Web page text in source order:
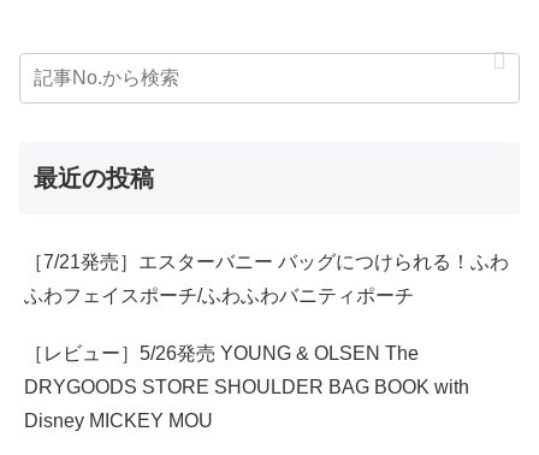
最近の投稿
［7/21発売］エスターバニー バッグにつけられる！ふわ
ふわフェイスポーチ/ふわふわバニティポーチ
［レビュー］5/26発売 YOUNG & OLSEN The
DRYGOODS STORE SHOULDER BAG BOOK with
Disney MICKEY MOU